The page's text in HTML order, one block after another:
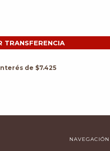
de $7.425
NAVEGACIÓN